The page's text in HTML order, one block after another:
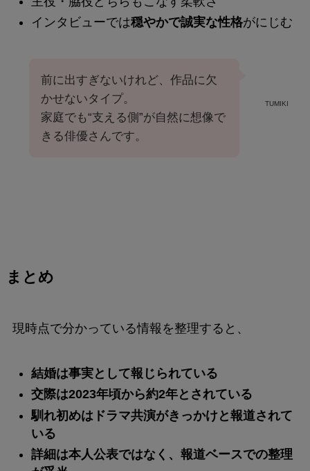
インタビューでは穏やかで誠実な性格がにじむ
TUMIKI
前に出すぎないけれど、作品に欠
かせないタイプ。
家庭でも“支える側”が自然に想像で
きる俳優さんです。
まとめ
現時点で分かっている情報を整理すると、
結婚は事実として報じられている
交際は2023年頃から約2年とされている
馴れ初めはドラマ共演がきっかけと報道されて
いる
詳細は本人公表ではなく、報道ベースでの整理